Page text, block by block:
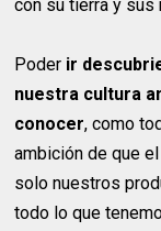
con su tierra y sus
Poder ir
nuestra cultura
conocer, como
ambición de que
solo nuestros
todo lo que